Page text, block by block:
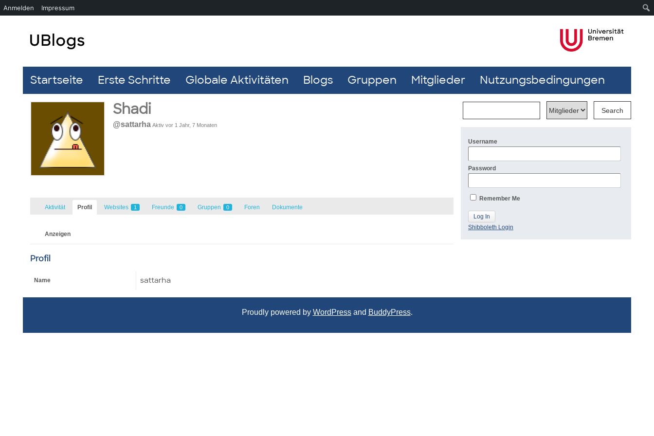
Startseite Erste Schritte Globale Aktivitäten Blogs Gruppen Mitglieder Nutzungsbedingungen
Shadi
@sattarha Aktiv vor 1 Jahr, 7 Monaten
Aktivität Profil Websites 1 Freunde 0 Gruppen 0 Foren Dokumente
Anzeigen
Profil
Name sattarha
Username
Password
Remember Me
Shibboleth Login
Proudly powered by WordPressand BuddyPress.
Anmelden Impressum